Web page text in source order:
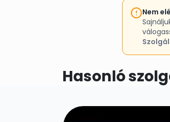
Nem
Hasonló